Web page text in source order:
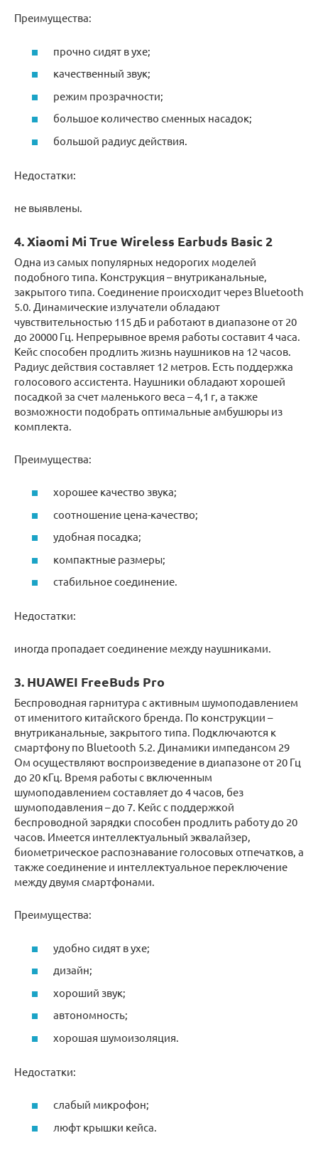
Преимущества:
прочно сидят в ухе;
качественный звук;
режим прозрачности;
большое количество сменных насадок;
большой радиус действия.
Недостатки:
не выявлены.
4. Xiaomi Mi True Wireless Earbuds Basic 2
Одна из самых популярных недорогих моделей
подобного типа. Конструкция – внутриканальные,
закрытого типа. Соединение происходит через Bluetooth
5.0. Динамические излучатели обладают
чувствительностью 115 дБ и работают в диапазоне от 20
до 20000 Гц. Непрерывное время работы составит 4 часа.
Кейс способен продлить жизнь наушников на 12 часов.
Радиус действия составляет 12 метров. Есть поддержка
голосового ассистента. Наушники обладают хорошей
посадкой за счет маленького веса – 4,1 г, а также
возможности подобрать оптимальные амбушюры из
комплекта.
Преимущества:
хорошее качество звука;
соотношение цена-качество;
удобная посадка;
компактные размеры;
стабильное соединение.
Недостатки:
иногда пропадает соединение между наушниками.
3. HUAWEI FreeBuds Pro
Беспроводная гарнитура с активным шумоподавлением
от именитого китайского бренда. По конструкции –
внутриканальные, закрытого типа. Подключаются к
смартфону по Bluetooth 5.2. Динамики импедансом 29
Ом осуществляют воспроизведение в диапазоне от 20 Гц
до 20 кГц. Время работы с включенным
шумоподавлением составляет до 4 часов, без
шумоподавления – до 7. Кейс с поддержкой
беспроводной зарядки способен продлить работу до 20
часов. Имеется интеллектуальный эквалайзер,
биометрическое распознавание голосовых отпечатков, а
также соединение и интеллектуальное переключение
между двумя смартфонами.
Преимущества:
удобно сидят в ухе;
дизайн;
хороший звук;
автономность;
хорошая шумоизоляция.
Недостатки:
слабый микрофон;
люфт крышки кейса.